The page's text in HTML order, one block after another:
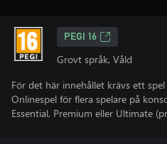
PEGI 16
Grovt språk, Våld
För det här innehållet krävs ett spel
Onlinespel för flera spelare på
Essential, Premium eller Ultimate